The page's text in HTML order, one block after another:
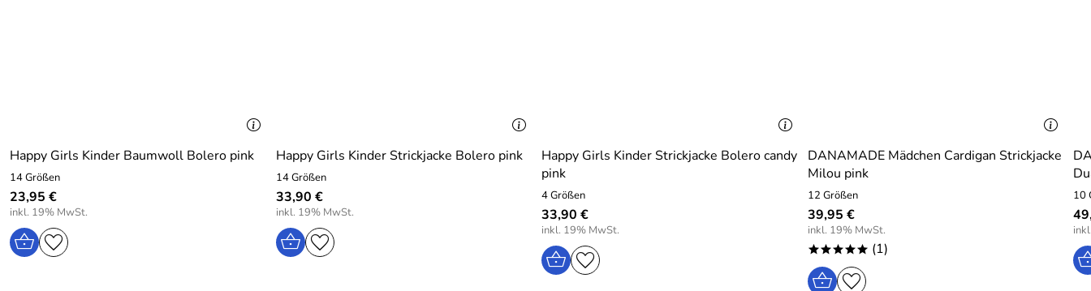
Happy Girls Kinder Baumwoll Bolero pink
14 Größen
23,95 €
inkl. 19% MwSt.
Happy Girls Kinder Strickjacke Bolero pink
14 Größen
33,90 €
inkl. 19% MwSt.
Happy Girls Kinder Strickjacke Bolero candy
pink
4 Größen
33,90 €
inkl. 19% MwSt.
DANAMADE Mädchen Cardigan Strickjacke
Milou pink
12 Größen
39,95 €
inkl. 19% MwSt.
***** (1)
10